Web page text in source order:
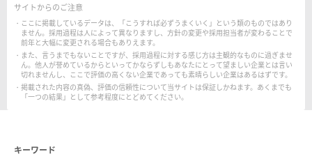
サイトからのご注意
ここに掲載しているデータは、「こうすれば必ずうまくいく」という類のものではあり
ません。採用過程は人によって異なりますし、方針の変更や採用担当者が変わることで
前年と大幅に変更される場合もありえます。
また、言うまでもないことですが、採用過程に対する感じ方は主観的なものに過ぎませ
ん。他人が誉めているからといってかならずしもあなたにとって望ましい企業とは言い
切れませんし、ここで評価の高くない企業であっても素晴らしい企業はあるはずです。
掲載された内容の真偽、評価の信頼性について当サイトは保証しかねます。あくまでも
「一つの結果」として参考程度にとどめてください。
キーワード